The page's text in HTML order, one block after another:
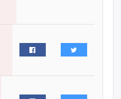
Наймдугаар сард хэт халсны
дараа гэнэтийн усархаг бороо